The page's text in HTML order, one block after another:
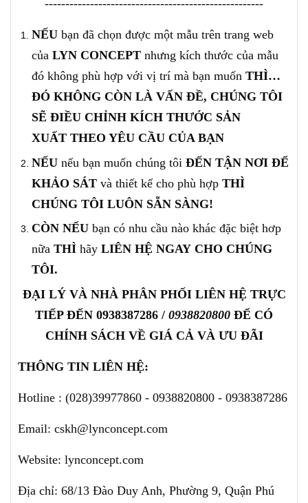
-----------------------------------------------------
NẾU bạn đã chọn được một mẫu trên trang web
của LYN CONCEPT nhưng kích thước của mẫu
đó không phù hợp với vị trí mà bạn muốn THÌ…
ĐÓ KHÔNG CÒN LÀ VẤN ĐỀ, CHÚNG TÔI
SẼ ĐIỀU CHỈNH KÍCH THƯỚC SẢN
XUẤT THEO YÊU CẦU CỦA BẠN
NẾU nếu bạn muốn chúng tôi ĐẾN TẬN NƠI ĐỂ
KHẢO SÁT và thiết kế cho phù hợp THÌ
CHÚNG TÔI LUÔN SẴN SÀNG!
CÒN NẾU bạn có nhu cầu nào khác đặc biệt hơp
nữa THÌ hãy LIÊN HỆ NGAY CHO CHÚNG
TÔI.
ĐẠI LÝ VÀ NHÀ PHÂN PHỐI LIÊN HỆ TRỰC
TIẾP ĐẾN 0938387286 / 0938820800 ĐỂ CÓ
CHÍNH SÁCH VỀ GIÁ CẢ VÀ ƯU ĐÃI
THÔNG TIN LIÊN HỆ:
Hotline : (028)39977860 - 0938820800 - 0938387286
Email: cskh@lynconcept.com
Website: lynconcept.com
Địa chỉ: 68/13 Đào Duy Anh, Phường 9, Quận Phú